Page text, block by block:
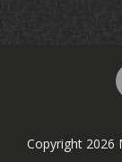
Copyright 2026